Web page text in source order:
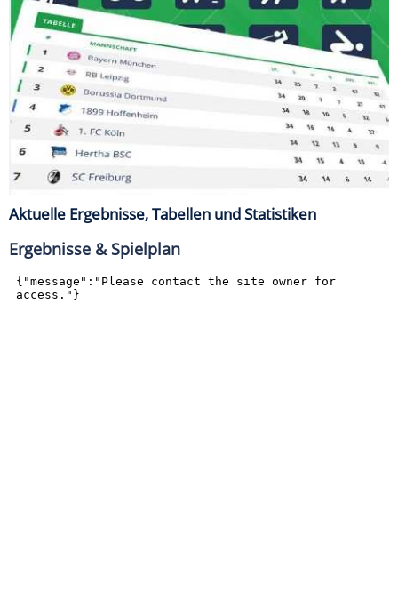
Aktuelle Ergebnisse, Tabellen und Statistiken
Ergebnisse & Spielplan